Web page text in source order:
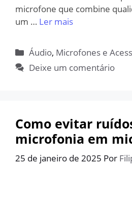
microfone que combine
um … Ler mais
Categorias
Áudio, Microfones e
Deixe um comentário
Como evitar
microfonia em
25 de janeiro de 2025 Por